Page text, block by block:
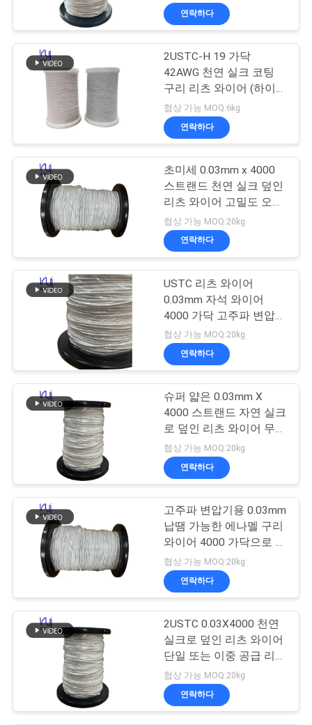
락
뉴
용
문
구
하
SITEMAP
PRIVACY
POLICY
FIW 와이어
67
셀프 본딩 와이어
구리 리츠 와이어
삼중절연전선
254
보이스 코일 와이어
87
연락하다
2USTC-H 19 가닥
42AWG 천연 실크 코팅
구리 리츠 와이어 (하이
엔드 오디오 케이블용)
협상 가능 MOQ:6kg
연락하다
초미세 0.03mm x 4000
스트랜드 천연 실크 덮인
리츠 와이어 고밀도 오디
오 애플리케이션을위한
프리미엄 선택
협상 가능 MOQ:20kg
연락하다
USTC 리츠 와이어
0.03mm 자석 와이어
4000 가닥 고주파 변압기
권선용 실크 피복 구리 리
츠 와이어
협상 가능 MOQ:20kg
연락하다
슈퍼 얇은 0.03mm X
4000 스트랜드 자연 실크
로 덮인 리츠 와이어 무선
충전기 코일용 고주파 구
리 스트랜드 와이어
협상 가능 MOQ:20kg
연락하다
고주파 변압기용 0.03mm
납땜 가능한 에나멜 구리
와이어 4000 가닥으로 맞
춤형 천연 실크로 덮힌 리
츠 와이어
협상 가능 MOQ:20kg
연락하다
2USTC 0.03X4000 천연
실크로 덮인 리츠 와이어
단일 또는 이중 공급 리츠
와이어
협상 가능 MOQ:20kg
연락하다